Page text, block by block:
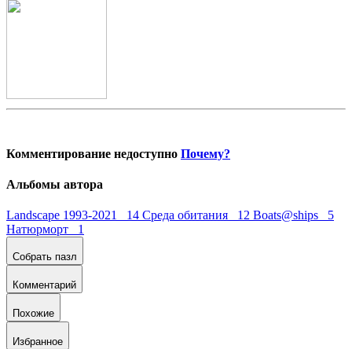
Комментирование недоступно Почему?
Альбомы автора
Landscape 1993-2021 14 Среда обитания 12 Boats@ships 5
Натюрморт 1
Собрать пазл
Комментарий
Похожие
Избранное